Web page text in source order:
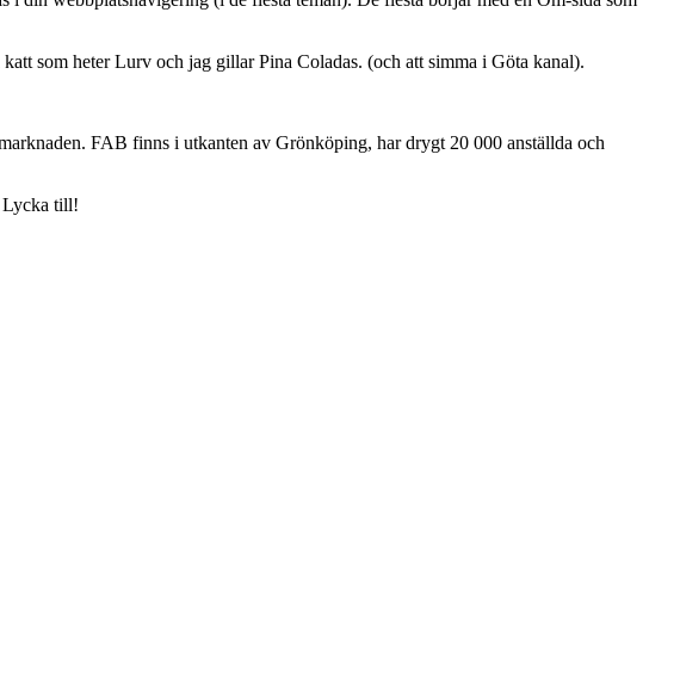
som heter Lurv och jag gillar Pina Coladas. (och att simma i Göta kanal).
FAB finns i utkanten av Grönköping, har drygt 20 000 anställda och
Lycka till!